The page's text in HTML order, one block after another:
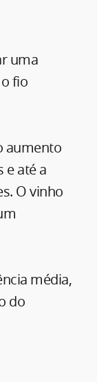
uma
fio
aumento
e até a
O vinho
média,
do